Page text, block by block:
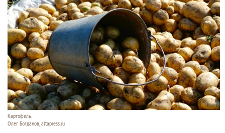
Картофель.
Олег Богданов, altapress.ru